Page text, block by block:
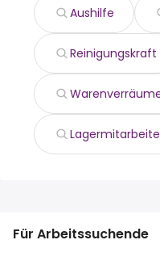
Aushilfe
Reinigungskraft
Für Arbeitssuchende